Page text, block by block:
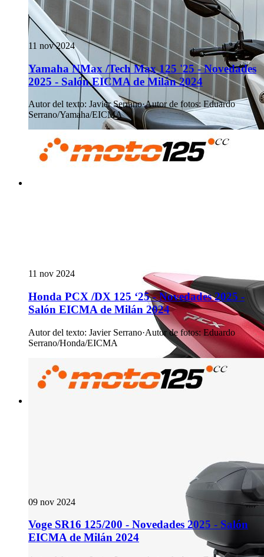
11 nov 2024
Yamaha NMax /Tech Max 125 '25 - Novedades
2025 - Salón EICMA de Milán 2024
Autor del texto: Javier Serrano·Autor de fotos: Eduardo
Serrano/Yamaha/EICMA
11 nov 2024
Honda PCX /DX 125 ‘25 - Novedades 2025 -
Salón EICMA de Milán 2024
Autor del texto: Javier Serrano·Autor de fotos: Eduardo
Serrano/Honda/EICMA
09 nov 2024
Voge SR16 125/200 - Novedades 2025 - Salón
EICMA de Milán 2024